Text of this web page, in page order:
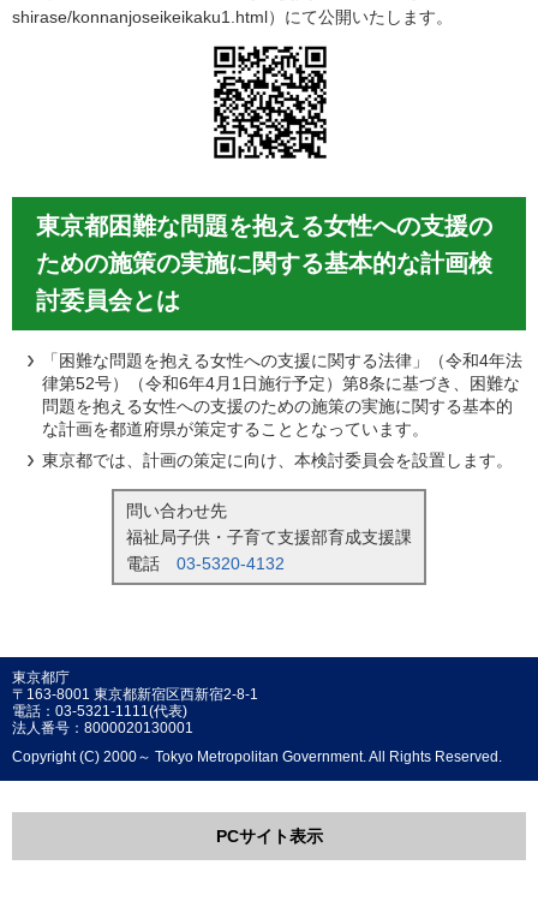
shirase/konnanjoseikeikaku1.html）にて公開いたします。
東京都困難な問題を抱える女性への支援の
ための施策の実施に関する基本的な計画検
討委員会とは
「困難な問題を抱える女性への支援に関する法律」（令和4年法
律第52号）（令和6年4月1日施行予定）第8条に基づき、困難な
問題を抱える女性への支援のための施策の実施に関する基本的
な計画を都道府県が策定することとなっています。
東京都では、計画の策定に向け、本検討委員会を設置します。
問い合わせ先
福祉局子供・子育て支援部育成支援課
電話 03-5320-4132
東京都庁
〒163-8001 東京都新宿区西新宿2-8-1
電話：03-5321-1111(代表)
法人番号：8000020130001
Copyright (C) 2000～ Tokyo Metropolitan Government. All Rights Reserved.
PCサイト表示